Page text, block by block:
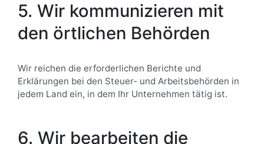
5. Wir kommunizieren mit
den örtlichen Behörden
Wir reichen die erforderlichen Berichte und
Erklärungen bei den Steuer- und Arbeitsbehörden in
jedem Land ein, in dem Ihr Unternehmen tätig ist.
6. Wir bearbeiten die